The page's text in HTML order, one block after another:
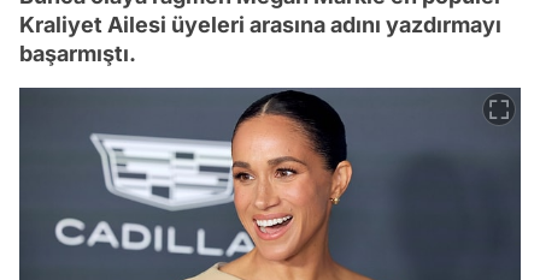
Kraliyet Ailesi üyeleri arasına adını yazdırmayı
başarmıştı.